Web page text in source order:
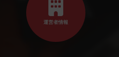
運営者情報